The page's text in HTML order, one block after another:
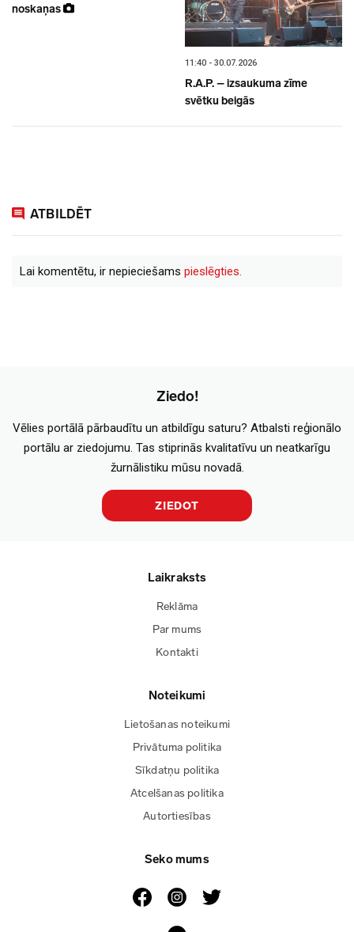
noskaņas
11:40 - 30.07.2026
R.A.P. – izsaukuma zīme
svētku beigās
ATBILDĒT
Lai komentētu, ir nepieciešams pieslēgties.
Ziedo!
Vēlies portālā pārbaudītu un atbildīgu saturu? Atbalsti reģionālo
portālu ar ziedojumu. Tas stiprinās kvalitatīvu un neatkarīgu
žurnālistiku mūsu novadā.
ZIEDOT
Laikraksts
Reklāma
Par mums
Kontakti
Noteikumi
Lietošanas noteikumi
Privātuma politika
Sīkdatņu politika
Atcelšanas politika
Autortiesības
Seko mums